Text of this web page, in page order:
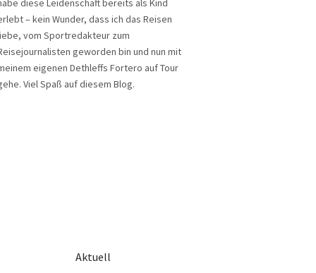
diese Leidenschaft bereits als Kind
– kein Wunder, dass ich das Reisen
vom Sportredakteur zum
geworden bin und nun mit
eigenen Dethleffs Fortero auf Tour
Viel Spaß auf diesem Blog.
Aktuell